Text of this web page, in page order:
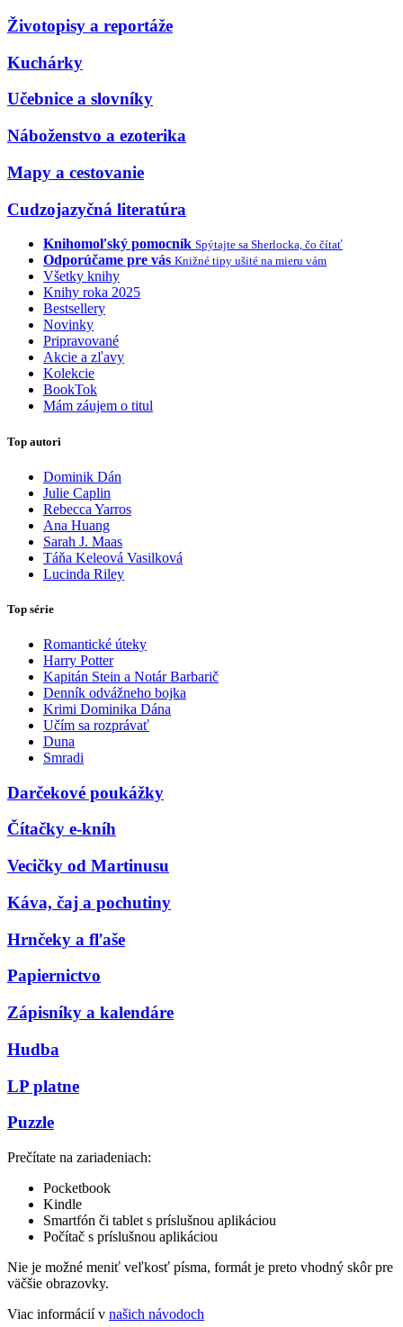
Životopisy a reportáže
Kuchárky
Učebnice a slovníky
Náboženstvo a ezoterika
Mapy a cestovanie
Cudzojazyčná literatúra
Knihomoľský pomocník Spýtajte sa Sherlocka, čo čítať
Odporúčame pre vás Knižné tipy ušité na mieru vám
Všetky knihy
Knihy roka 2025
Bestsellery
Novinky
Pripravované
Akcie a zľavy
Kolekcie
BookTok
Mám záujem o titul
Top autori
Dominik Dán
Julie Caplin
Rebecca Yarros
Ana Huang
Sarah J. Maas
Táňa Keleová Vasilková
Lucinda Riley
Top série
Romantické úteky
Harry Potter
Kapitán Stein a Notár Barbarič
Denník odvážneho bojka
Krimi Dominika Dána
Učím sa rozprávať
Duna
Smradi
Darčekové poukážky
Čítačky e-kníh
Vecičky od Martinusu
Káva, čaj a pochutiny
Hrnčeky a fľaše
Papiernictvo
Zápisníky a kalendáre
Hudba
LP platne
Puzzle
Prečítate na zariadeniach:
Pocketbook
Kindle
Smartfón či tablet s príslušnou aplikáciou
Počítač s príslušnou aplikáciou
Nie je možné meniť veľkosť písma, formát je preto vhodný skôr pre
väčšie obrazovky.
Viac informácií v našich návodoch